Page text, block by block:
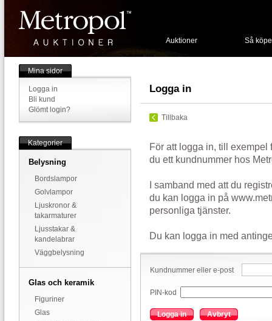
Auktioner Så
Mina sidor
Logga in
Bli kund
Glömt login?
Kategorier
Belysning
Bordslampor
Golvlampor
Ljuskronor &
takarmaturer
Ljusstakar &
kandelabrar
Väggbelysning
Glas och keramik
Figuriner
Glas
Logga in
Tillbaka
För att logga in, till exempel
du ett kundnummer hos
I samband med att du
du kan logga in på
personliga tjänster.
Du kan logga in med
Kundnummer eller e-post
PIN-kod
Logga in Avbryt